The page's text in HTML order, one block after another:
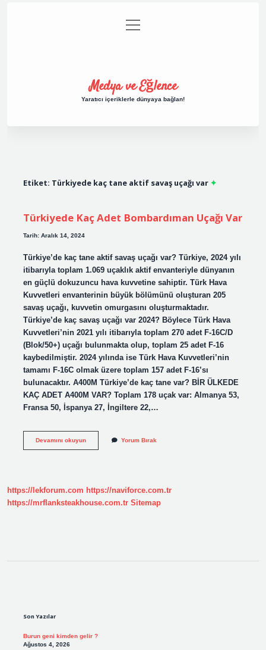
Gizlilik Politikası
menüyü
aç
Medya ve Eğlence
Yaratıcı içeriklerle dünyaya bağlan!
Etiket: Türkiyede kaç tane aktif savaş uçağı var
Türkiyede Kaç Adet Bombardıman Uçağı Var
Tarih: Aralık 14, 2024
Türkiye’de kaç tane aktif savaş uçağı var? Türkiye, 2024 yılı
itibarıyla toplam 1.069 uçaklık aktif envanteriyle dünyanın
en güçlü dokuzuncu hava kuvvetine sahiptir. Türk Hava
Kuvvetleri envanterinin büyük bölümünü oluşturan 205
savaş uçağı, kuvvetin omurgasını oluşturmaktadır.
Türkiye’de kaç savaş uçağı var 2024? Böylece Türk Hava
Kuvvetleri’nin 2021 yılı itibarıyla toplam 270 adet F-16C/D
(Blok/50+) uçağı bulunmakta olup, toplam 25 adet F-16
kaybedilmiştir. 2024 yılında ise Türk Hava Kuvvetleri’nin
tamamı F-16C olmak üzere toplam 157 adet F-16’sı
bulunacaktır. A400M Türkiye’de kaç tane var? BİR ÜLKEDE
KAÇ ADET A400M VAR? Toplam 178 uçak var: Almanya 53,
Fransa 50, İspanya 27, İngiltere 22,…
Devamını okuyunTürkiyede
Yorum Bırak
https://lekforum.com https://naviforce.com.tr
https://mrflanksteakhouse.com.tr Sitemap
Son Yazılar
Burun geni kimden gelir ?
Ağustos 4, 2026